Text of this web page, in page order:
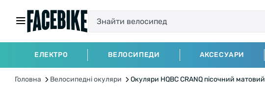
ЕЛЕКТРО ВЕЛОСИПЕДИ АКСЕСУАРИ
Головна Велосипедні окуляри Окуляри HQBC CRANQ пісочний матовий